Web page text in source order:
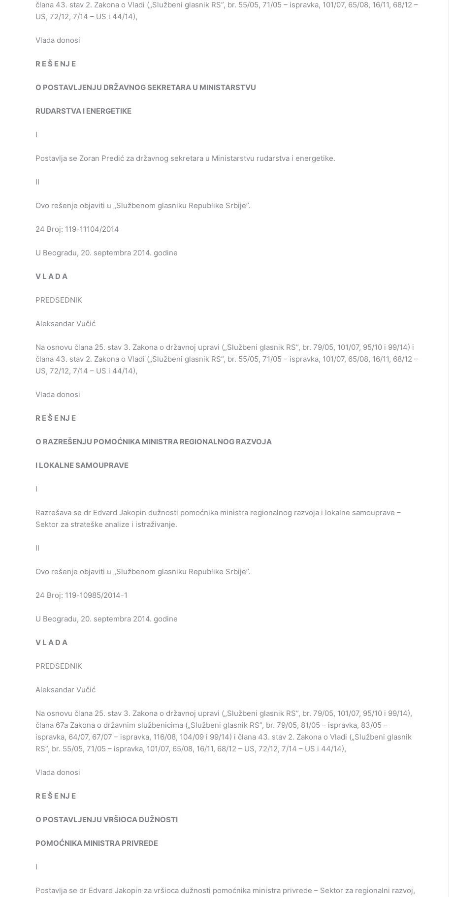
člana 43. stav 2. Zakona o Vladi („Službeni glasnik RS”, br. 55/05, 71/05 – ispravka, 101/07, 65/08, 16/11, 68/12 –
US, 72/12, 7/14 – US i 44/14),
Vlada donosi
R EŠ E NJ E
O POSTAVLJENJU DRŽAVNOGSEKRETARA U MINISTARSTVU
RUDARSTVA I ENERGETIKE
I
Postavlja se Zoran Predić za državnog sekretara u Ministarstvu rudarstva i energetike.
II
Ovo rešenje objaviti u „Službenom glasniku Republike Srbije”.
24 Broj: 119-11104/2014
U Beogradu, 20. septembra 2014. godine
V L A D A
PREDSEDNIK
Aleksandar Vučić
Na osnovu člana 25. stav 3. Zakona o državnoj upravi („Službeni glasnik RS”, br. 79/05, 101/07, 95/10 i 99/14) i
člana 43. stav 2. Zakona o Vladi („Službeni glasnik RS”, br. 55/05, 71/05 – ispravka, 101/07, 65/08, 16/11, 68/12 –
US, 72/12, 7/14 – US i 44/14),
Vlada donosi
R EŠ E NJ E
O RAZREŠENJU POMOĆNIKA MINISTRA REGIONALNOG RAZVOJA
I LOKALNESAMOUPRAVE
I
Razrešava se dr Edvard Jakopin dužnosti pomoćnika ministra regionalnog razvoja i lokalne samouprave –
Sektor za strateške analize i istraživanje.
II
Ovo rešenje objaviti u „Službenom glasniku Republike Srbije”.
24 Broj: 119-10985/2014-1
U Beogradu, 20. septembra 2014. godine
V L A D A
PREDSEDNIK
Aleksandar Vučić
Na osnovu člana 25. stav 3. Zakona o državnoj upravi („Službeni glasnik RS”, br. 79/05, 101/07, 95/10 i 99/14),
člana 67a Zakona o državnim službenicima („Službeni glasnik RS”, br. 79/05, 81/05 – ispravka, 83/05 –
ispravka, 64/07, 67/07 – ispravka, 116/08, 104/09 i 99/14) i člana 43. stav 2. Zakona o Vladi („Službeni glasnik
RS”, br. 55/05, 71/05 – ispravka, 101/07, 65/08, 16/11, 68/12 – US, 72/12, 7/14 – US i 44/14),
Vlada donosi
R EŠ E NJ E
O POSTAVLJENJU VRŠIOCA DUŽNOSTI
POMOĆNIKA MINISTRA PRIVREDE
I
Postavlja se dr Edvard Jakopin za vršioca dužnosti pomoćnika ministra privrede – Sektor za regionalni razvoj,